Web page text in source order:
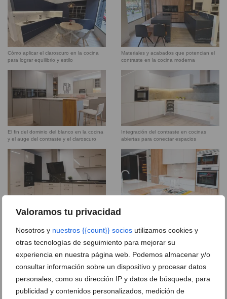
Valoramos tu privacidad
Nosotros y nuestros {{count}} socios utilizamos cookies y
otras tecnologías de seguimiento para mejorar su
experiencia en nuestra página web. Podemos almacenar y/o
consultar información sobre un dispositivo y procesar datos
personales, como su dirección IP y datos de búsqueda, para
publicidad y contenidos personalizados, medición de
Cómo aplicar el claroscuro en la cocina
para lograr equilibrio y estilo
Materiales y acabados que potencian el
contraste en la cocina moderna
El fin del dominio del blanco en la cocina
y el auge del contraste y el claroscuro
Integración del contraste en cocinas
abiertas para conectar espacios
Cómo usar el contraste cromático para
integrar cocina y salón sin barreras
El contraste como clave del diseño de
cocinas modernas y equilibradas (2)
El contraste como clave del diseño de
cocinas modernas y equilibradas (3)